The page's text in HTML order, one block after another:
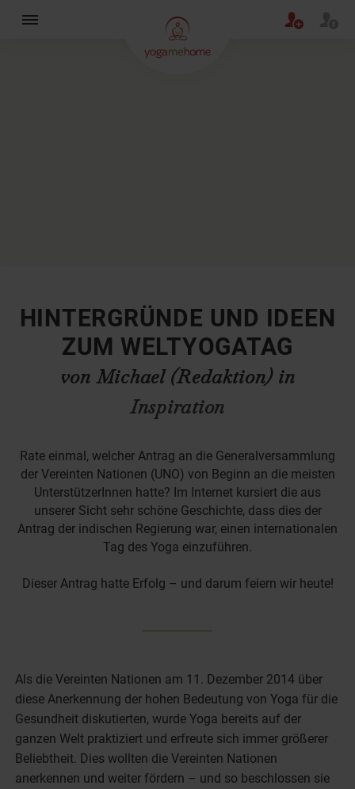
HINTERGRÜNDE UND IDEEN
ZUM WELTYOGATAG
von Michael (Redaktion) in
Inspiration
Rate einmal, welcher Antrag an die Generalversammlung
der Vereinten Nationen (UNO) von Beginn an die meisten
UnterstützerInnen hatte? Im Internet kursiert die aus
unserer Sicht sehr schöne Geschichte, dass dies der
Antrag der indischen Regierung war, einen internationalen
Tag des Yoga einzuführen.
Dieser Antrag hatte Erfolg – und darum feiern wir heute!
Als die Vereinten Nationen am 11. Dezember 2014 über
diese Anerkennung der hohen Bedeutung von Yoga für die
Gesundheit diskutierten, wurde Yoga bereits auf der
ganzen Welt praktiziert und erfreute sich immer größerer
Beliebtheit. Dies wollten die Vereinten Nationen
anerkennen und weiter fördern – und so beschlossen sie